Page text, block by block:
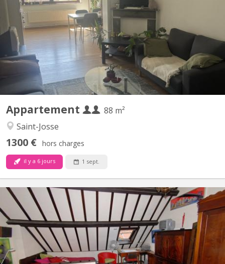
Appartement
88 m²
Saint-Josse
1300 € hors charges
il y a 6 jours 1 sept.
À louer, bel appartement lumineux idéal pour une colocation de
deux étudiants. Il se compose de deux chambres séparées, d’un
grand salon, d’une salle à manger, d’une cuisine équipée, d’une
salle de douche et d’un WC. Les grandes fenêtres et les hauts
plafonds offrent un cadre de vie spacieux,...
BK 8971
studio libre 1 septembre 2026 ou quelques jours avant, dans jolie
maison pleine de charme et sécurisée près du rond point
Schuman 1000 Bruxelles à la rue Franklin, magnifique studio
meublé avec goût pour une personne seule , la maison
comprend 3 studios meublés avec g et une grande...